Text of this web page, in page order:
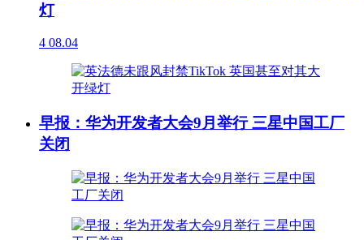
灯
4 08.04
早报：华为开发者大会9月举行 三星中国工厂
关闭